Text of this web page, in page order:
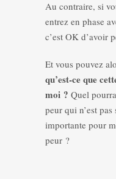
Au contraire, si
entrez en phase
c’est OK d’avoir
Et vous pouvez
qu’est-ce que
moi ? Quel
peur qui n’est
importante pour
peur ?